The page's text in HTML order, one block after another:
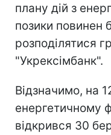
плану дій з
позики повинен
розподілятися
"Укрексімбанк".
Відзначимо, на
енергетичному
відкрився 30